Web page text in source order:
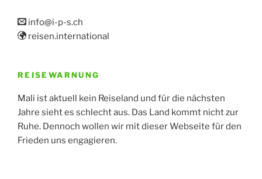
info@i-p-s.ch
reisen.international
REISEWARNUNG
Mali ist aktuell kein Reiseland und für die nächsten
Jahre sieht es schlecht aus. Das Land kommt nicht zur
Ruhe. Dennoch wollen wir mit dieser Webseite für den
Frieden uns engagieren.